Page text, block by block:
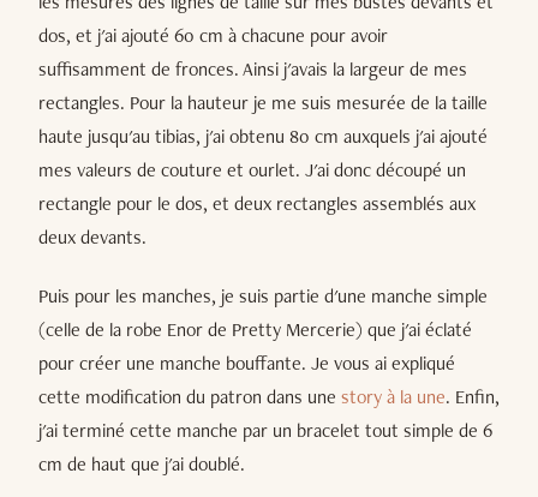
dos, et j'ai ajouté 60 cm à chacune pour avoir
suffisamment de fronces. Ainsi j'avais la largeur de mes
rectangles. Pour la hauteur je me suis mesurée de la taille
haute jusqu'au tibias, j'ai obtenu 80 cm auxquels j'ai ajouté
mes valeurs de couture et ourlet. J'ai donc découpé un
rectangle pour le dos, et deux rectangles assemblés aux
deux devants.
Puis pour les manches, je suis partie d'une manche simple
(celle de la robe Enor de Pretty Mercerie) que j'ai éclaté
pour créer une manche bouffante. Je vous ai expliqué
cette modification du patron dans une story à la une. Enfin,
j'ai terminé cette manche par un bracelet tout simple de 6
cm de haut que j'ai doublé.